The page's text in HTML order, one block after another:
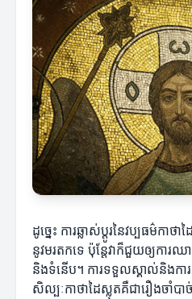
ដូច្នេះ ការឆ្លាស់ប្តូរនៃវប្បធម៌កាថ
នូវមរតកទេ ប៉ុន្តែវាក៏ជួយឲ្យកា
និងទំនើប។ ការទទួលស្គាល់និងក
សិល្បៈកាថាដៃស្លុតគឺជារឿងចាំបាច់